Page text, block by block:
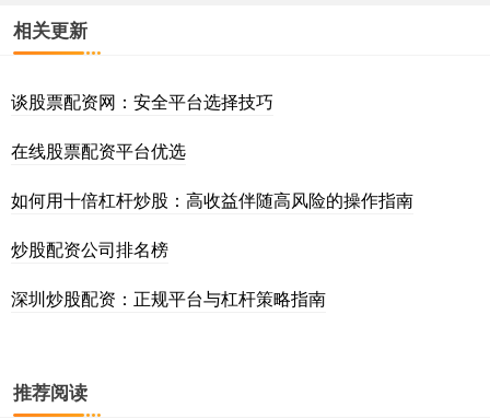
相关更新
谈股票配资网：安全平台选择技巧
在线股票配资平台优选
如何用十倍杠杆炒股：高收益伴随高风险的操作指南
炒股配资公司排名榜
深圳炒股配资：正规平台与杠杆策略指南
推荐阅读